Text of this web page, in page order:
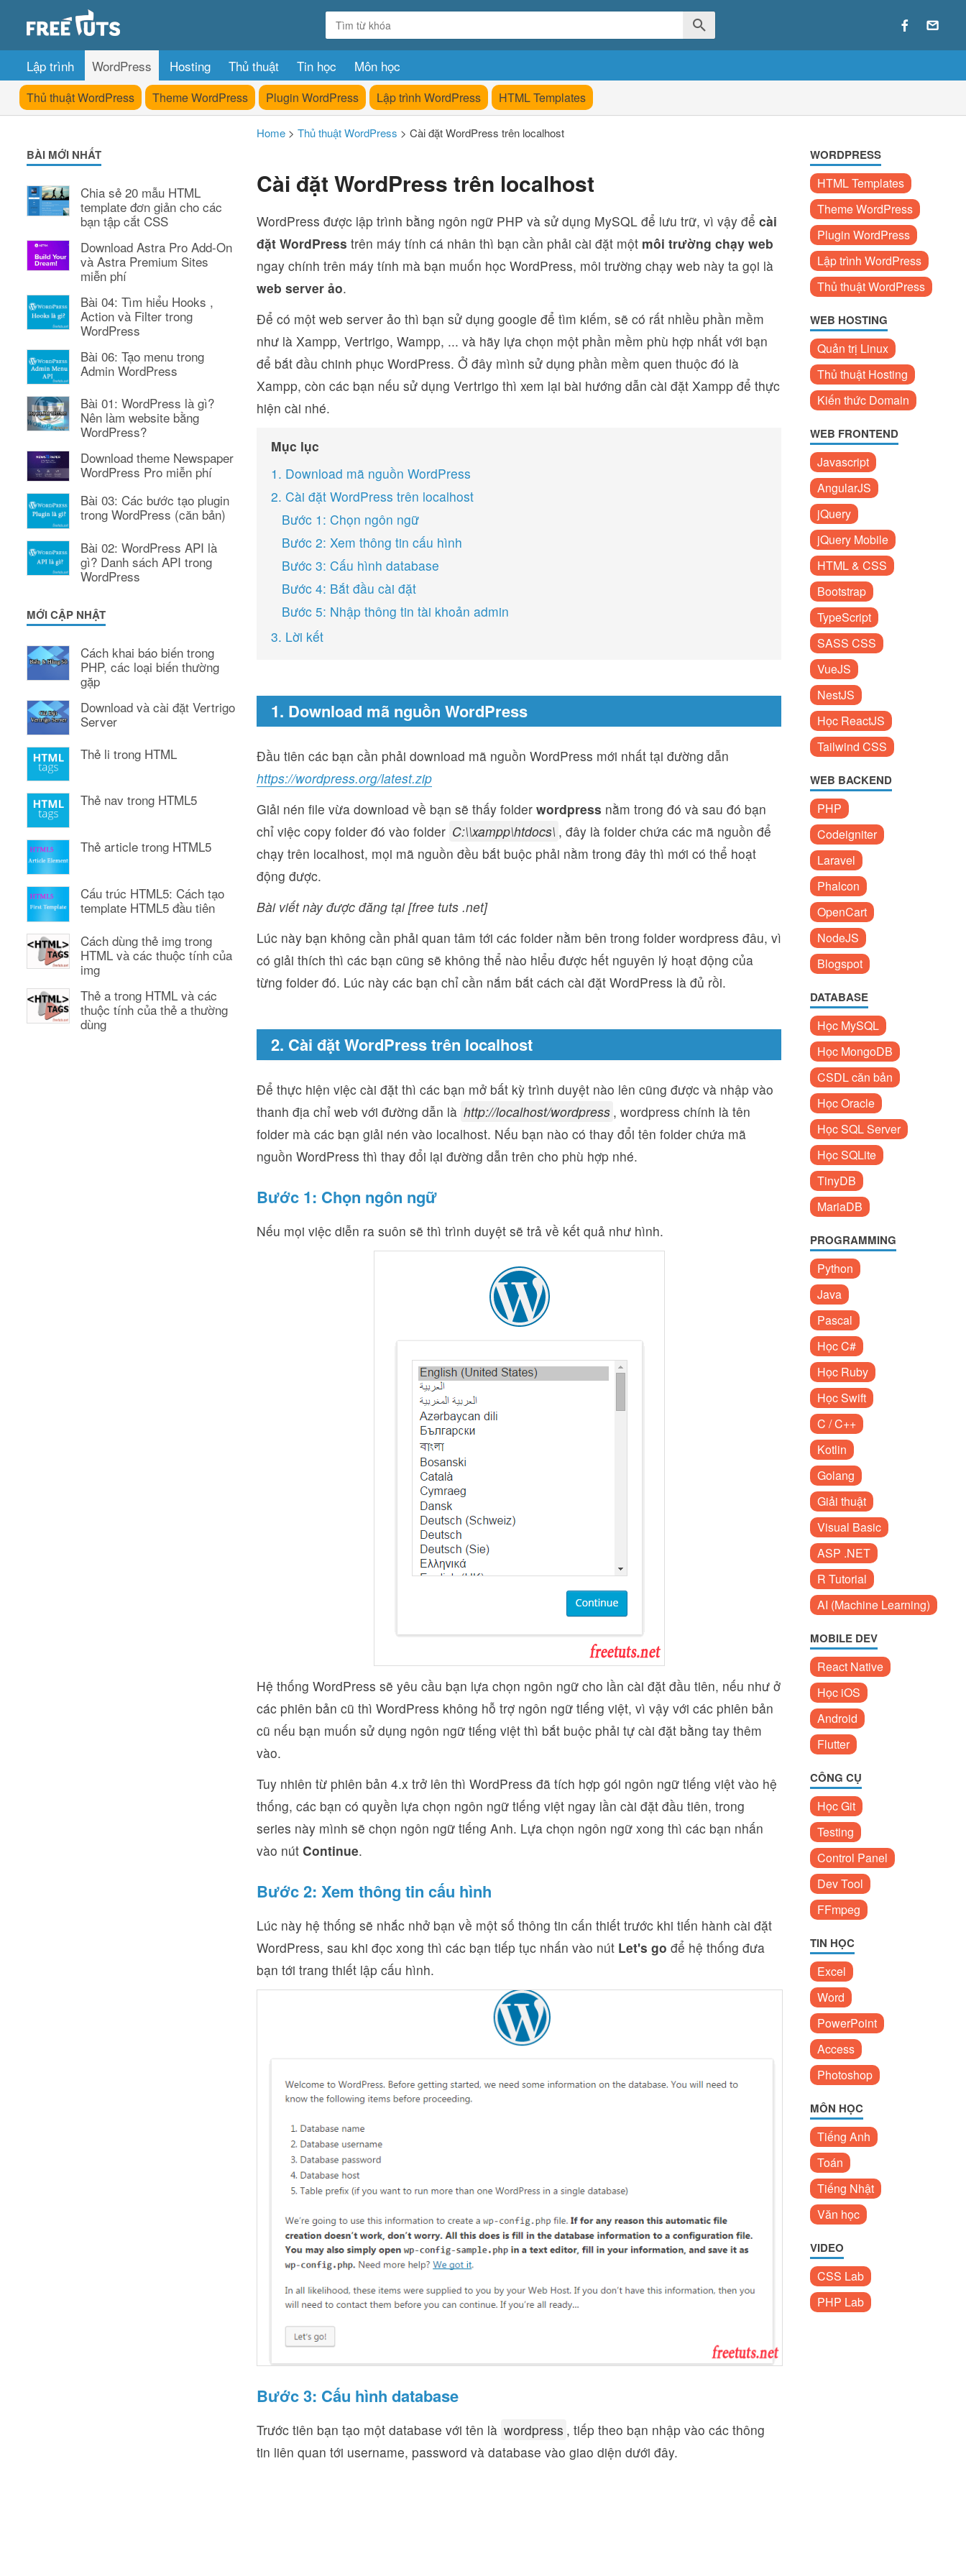
Lập trình WordPress Hosting Thủ thuật Tin học Môn học
Thủ thuật WordPress Theme WordPress Plugin WordPress Lập trình WordPress HTML Templates
BÀI MỚI NHẤT
Chia sẻ 20 mẫu HTML
template đơn giản cho các
bạn tập cắt CSS
Download Astra Pro Add-On
và Astra Premium Sites
miễn phí
Bài 04: Tìm hiểu Hooks ,
Action và Filter trong
WordPress
Bài 06: Tạo menu trong
Admin WordPress
Bài 01: WordPress là gì?
Nên làm website bằng
WordPress?
Download theme Newspaper
WordPress Pro miễn phí
Bài 03: Các bước tạo plugin
trong WordPress (căn bản)
Bài 02: WordPress API là
gì? Danh sách API trong
WordPress
MỚI CẬP NHẬT
Cách khai báo biến trong
PHP, các loại biến thường
gặp
Download và cài đặt Vertrigo
Server
Thẻ li trong HTML
Thẻ nav trong HTML5
Thẻ article trong HTML5
Cấu trúc HTML5: Cách tạo
template HTML5 đầu tiên
Cách dùng thẻ img trong
HTML và các thuộc tính của
img
Thẻ a trong HTML và các
thuộc tính của thẻ a thường
dùng
Home > Thủ thuật WordPress > Cài đặt WordPress trên localhost
Cài đặt WordPress trên localhost
WordPress được lập trình bằng ngôn ngữ PHP và sử dụng MySQL để lưu trữ, vì vậy để cài
đặt WordPress trên máy tính cá nhân thì bạn cần phải cài đặt một môi trường chạy web
ngay chính trên máy tính mà bạn muốn học WordPress, môi trường chạy web này ta gọi là
web server ảo.
Để có một web server ảo thì bạn sử dụng google để tìm kiếm, sẽ có rất nhiều phần mềm
như là Xampp, Vertrigo, Wampp, ... và hãy lựa chọn một phần mềm phù hợp nhất với bạn
để bắt đầu chinh phục WordPress. Ở đây mình sử dụng phần mềm quen thuộc đó là
Xampp, còn các bạn nếu sử dụng Vertrigo thì xem lại bài hướng dẫn cài đặt Xampp để thực
hiện cài nhé.
Mục lục
1. Download mã nguồn WordPress
2. Cài đặt WordPress trên localhost
Bước 1: Chọn ngôn ngữ
Bước 2: Xem thông tin cấu hình
Bước 3: Cấu hình database
Bước 4: Bắt đầu cài đặt
Bước 5: Nhập thông tin tài khoản admin
3. Lời kết
1. Download mã nguồn WordPress
Đầu tiên các bạn cần phải download mã nguồn WordPress mới nhất tại đường dẫn
https://wordpress.org/latest.zip
Giải nén file vừa download về bạn sẽ thấy folder wordpress nằm trong đó và sau đó bạn
chỉ việc copy folder đó vào folder C:\\xampp\htdocs\ , đây là folder chứa các mã nguồn để
chạy trên localhost, mọi mã nguồn đều bắt buộc phải nằm trong đây thì mới có thể hoạt
động được.
Bài viết này được đăng tại [free tuts .net]
Lúc này bạn không cần phải quan tâm tới các folder nằm bên trong folder wordpress đâu, vì
có giải thích thì các bạn cũng sẽ không thể nào hiểu được hết nguyên lý hoạt động của
từng folder đó. Lúc này các bạn chỉ cần nắm bắt cách cài đặt WordPress là đủ rồi.
2. Cài đặt WordPress trên localhost
Để thực hiện việc cài đặt thì các bạn mở bất kỳ trình duyệt nào lên cũng được và nhập vào
thanh địa chỉ web với đường dẫn là http://localhost/wordpress , wordpress chính là tên
folder mà các bạn giải nén vào localhost. Nếu bạn nào có thay đổi tên folder chứa mã
nguồn WordPress thì thay đổi lại đường dẫn trên cho phù hợp nhé.
Bước 1: Chọn ngôn ngữ
Nếu mọi việc diễn ra suôn sẽ thì trình duyệt sẽ trả về kết quả như hình.
Hệ thống WordPress sẽ yêu cầu bạn lựa chọn ngôn ngữ cho lần cài đặt đầu tiên, nếu như ở
các phiên bản cũ thì WordPress không hỗ trợ ngôn ngữ tiếng việt, vì vậy với các phiên bản
cũ nếu bạn muốn sử dụng ngôn ngữ tiếng việt thì bắt buộc phải tự cài đặt bằng tay thêm
vào.
Tuy nhiên từ phiên bản 4.x trở lên thì WordPress đã tích hợp gói ngôn ngữ tiếng việt vào hệ
thống, các bạn có quyền lựa chọn ngôn ngữ tiếng việt ngay lần cài đặt đầu tiên, trong
series này mình sẽ chọn ngôn ngữ tiếng Anh. Lựa chọn ngôn ngữ xong thì các bạn nhấn
vào nút Continue.
Bước 2: Xem thông tin cấu hình
Lúc này hệ thống sẽ nhắc nhở bạn về một số thông tin cấn thiết trước khi tiến hành cài đặt
WordPress, sau khi đọc xong thì các bạn tiếp tục nhấn vào nút Let's go để hệ thống đưa
bạn tới trang thiết lập cấu hình.
Bước 3: Cấu hình database
Trước tiên bạn tạo một database với tên là wordpress , tiếp theo bạn nhập vào các thông
tin liên quan tới username, password và database vào giao diện dưới đây.
WORDPRESS
HTML Templates
Theme WordPress
Plugin WordPress
Lập trình WordPress
Thủ thuật WordPress
WEB HOSTING
Quản trị Linux
Thủ thuật Hosting
Kiến thức Domain
WEB FRONTEND
Javascript
AngularJS
jQuery
jQuery Mobile
HTML & CSS
Bootstrap
TypeScript
SASS CSS
VueJS
NestJS
Học ReactJS
Tailwind CSS
WEB BACKEND
PHP
Codeigniter
Laravel
Phalcon
OpenCart
NodeJS
Blogspot
DATABASE
Học MySQL
Học MongoDB
CSDL căn bản
Học Oracle
Học SQL Server
Học SQLite
TinyDB
MariaDB
PROGRAMMING
Python
Java
Pascal
Học C#
Học Ruby
Học Swift
C / C++
Kotlin
Golang
Giải thuật
Visual Basic
ASP .NET
R Tutorial
AI (Machine Learning)
MOBILE DEV
React Native
Học iOS
Android
Flutter
CÔNG CỤ
Học Git
Testing
Control Panel
Dev Tool
FFmpeg
TIN HỌC
Excel
Word
PowerPoint
Access
Photoshop
MÔN HỌC
Tiếng Anh
Toán
Tiếng Nhật
Văn học
VIDEO
CSS Lab
PHP Lab